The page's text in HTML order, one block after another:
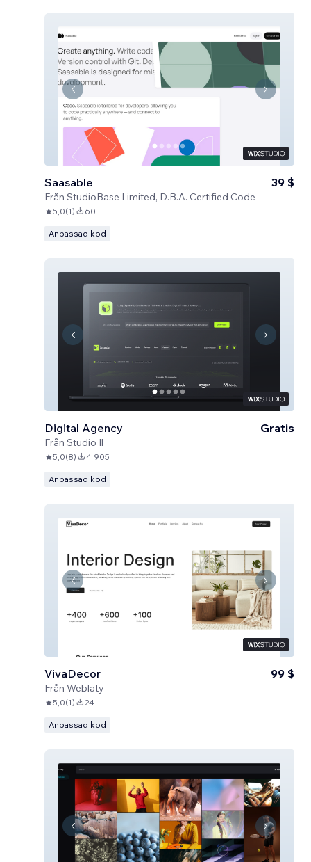
Saasable
Från StudioBase Limited, D.B.A. Certified Code
39 $
5,0(1) 60
Anpassad kod
Digital Agency
Från Studio Il
Gratis
5,0(8) 4 905
Anpassad kod
VivaDecor
Från Weblaty
99 $
5,0(1) 24
Anpassad kod